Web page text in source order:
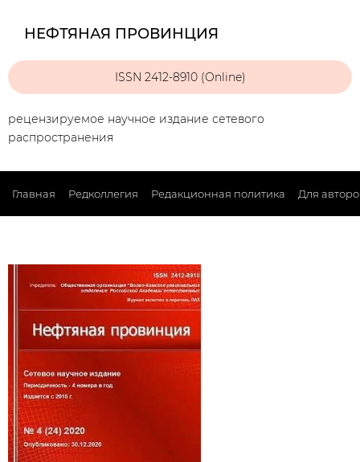
НЕФТЯНАЯ ПРОВИНЦИЯ
ISSN 2412-8910 (Online)
рецензируемое научное издание сетевого
распространения
Главная Редколлегия Редакционная политика Для